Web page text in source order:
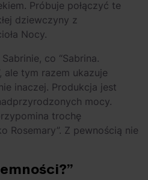
Próbuje połączyć te
dziewczyny z
Nocy.
co “Sabrina.
ale tym razem ukazuje
inaczej. Produkcja jest
mocy.
trochę
Rosemary”. Z pewnością nie